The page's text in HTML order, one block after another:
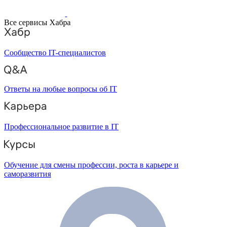
Все сервисы Хабра
Сообщество IT-специалистов
Ответы на любые вопросы об IT
Профессиональное развитие в IT
Обучение для смены профессии, роста в карьере и
саморазвития